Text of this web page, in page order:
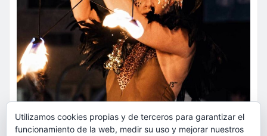
Utilizamos cookies propias y de terceros para garantizar el
funcionamiento de la web, medir su uso y mejorar nuestros